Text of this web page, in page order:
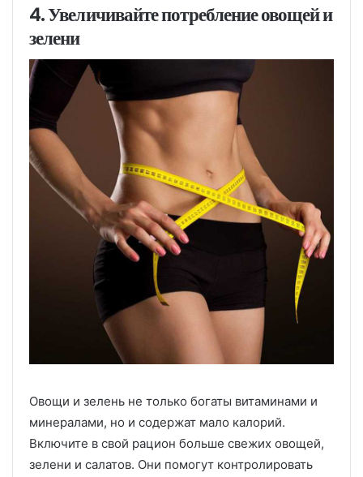
4. Увеличивайте потребление овощей и
зелени
Овощи и зелень не только богаты витаминами и
минералами, но и содержат мало калорий.
Включите в свой рацион больше свежих овощей,
зелени и салатов. Они помогут контролировать